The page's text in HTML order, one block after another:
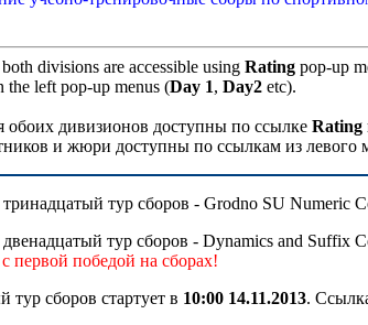
divisions are accessible using Rating pop-up
the left pop-up menus (Day 1, Day2 etc).
обоих дивизионов доступны по ссылке Rating
и жюри доступны по ссылкам из левого
тур сборов - Grodno SU Numeric
тур сборов - Dynamics and Suffix
с первой победой на сборах!
тур сборов стартует в 10:00 14.11.2013.